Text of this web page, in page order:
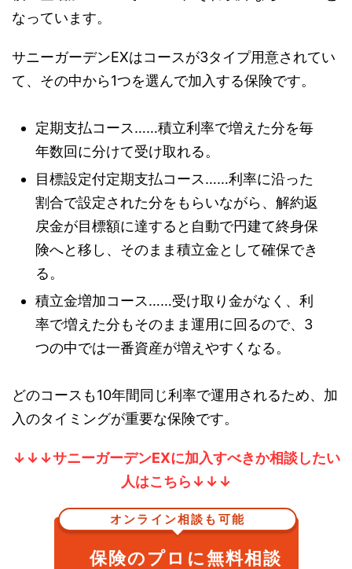
なっています。
サニーガーデンEXはコースが3タイプ用意されてい
て、その中から1つを選んで加入する保険です。
定期支払コース……積立利率で増えた分を毎
年数回に分けて受け取れる。
目標設定付定期支払コース……利率に沿った
割合で設定された分をもらいながら、解約返
戻金が目標額に達すると自動で円建て終身保
険へと移し、そのまま積立金として確保でき
る。
積立金増加コース……受け取り金がなく、利
率で増えた分もそのまま運用に回るので、3
つの中では一番資産が増えやすくなる。
どのコースも10年間同じ利率で運用されるため、加
入のタイミングが重要な保険です。
↓↓↓サニーガーデンEXに加入すべきか相談したい
人はこちら↓↓↓
オンライン相談も可能
保険のプロに無料相談